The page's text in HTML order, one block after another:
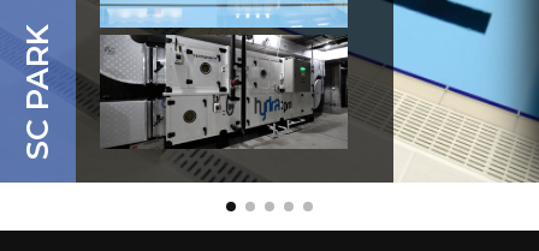
SC PARK